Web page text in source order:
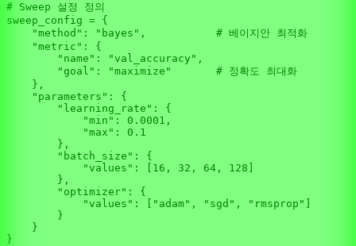
# Sweep 설정 정의
sweep_config = {
"method" : "bayes" , # 베이지안 최적화
"metric" : {
"name" : "val_accuracy" ,
"goal" : "maximize"
# 정확도 최대화
    },
"parameters" : {
"learning_rate" : {
"min" : 0.0001 ,
"max" : 0.1
        },
"batch_size" : {
"values" : [ 16 , 32 , 64 , 128
        },
"optimizer" : {
"values" : [ "adam" , "sgd" , "rmsprop"
        }
    }
}